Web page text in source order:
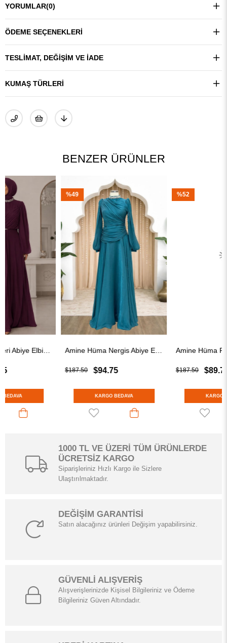
YORUMLAR(0)
ÖDEME SEÇENEKLERI
TESLIMAT, DEĞIŞIM VE İADE
KUMAŞ TÜRLERI
BENZER ÜRÜNLER
Amine Hüma Nergis Abiye Elbise Turkuaz
%49
Amine Hüma Peri Abiye Elbise Pudra
%52
1000 TL VE ÜZERİ TÜM ÜRÜNLERDE
ÜCRETSİZ KARGO
Siparişleriniz Hızlı Kargo ile Sizlere
Ulaştırılmaktadır.
DEĞİŞİM GARANTİSİ
Satın alacağınız ürünleri Değişim yapabilirsiniz.
GÜVENLİ ALIŞVERİŞ
Alışverişlerinizde Kişisel Bilgileriniz ve Ödeme
Bilgileriniz Güven Altındadır.